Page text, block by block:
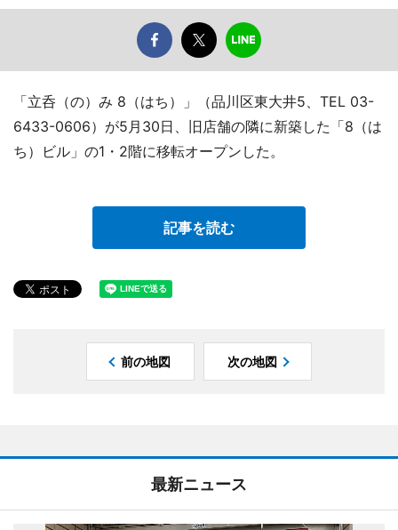
「立呑（の）み 8（はち）」（品川区東大井5、TEL 03-
6433-0606）が5月30日、旧店舗の隣に新築した「8（は
ち）ビル」の1・2階に移転オープンした。
記事を読む
前の地図 次の地図
最新ニュース